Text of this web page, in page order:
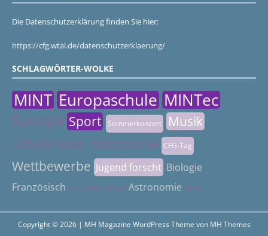
Die Datenschutzerklärung finden Sie hier:
https://cfg.wtal.de/datenschutzerklaerung/
SCHLAGWÖRTER-WOLKE
MINT Europaschule MINTec
Europa Sport Sommerkonzert
Musik
Schülerlabor Astronomie CFG-Tag
Wettbewerbe Jugend forscht Biologie
Französisch CFG Sommerfest Astronomie Abitur
Copyright © 2026 | MH Magazine WordPress Theme von MH Themes